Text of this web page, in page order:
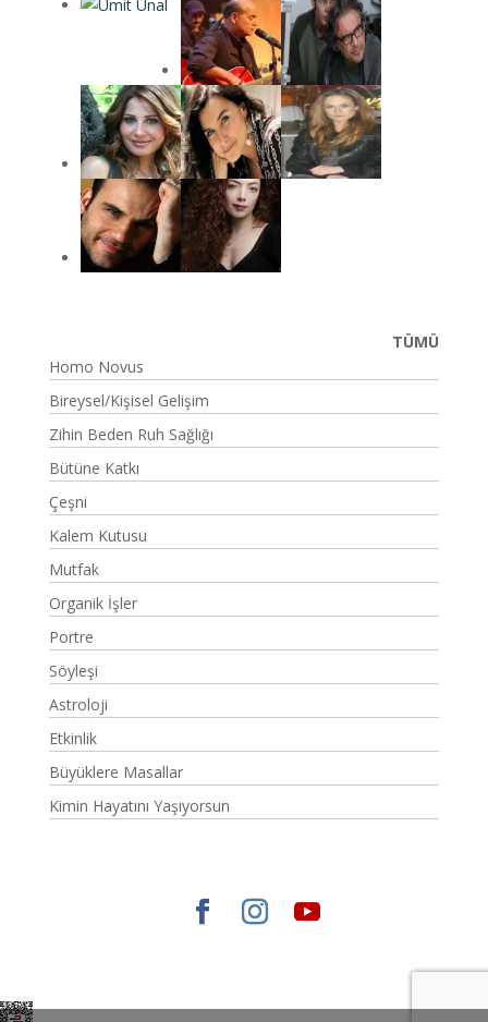
TÜMÜ
Homo Novus
Bireysel/Kişisel Gelişim
Zihin Beden Ruh Sağlığı
Bütüne Katkı
Çeşni
Kalem Kutusu
Mutfak
Organik İşler
Portre
Söyleşi
Astroloji
Etkinlik
Büyüklere Masallar
Kimin Hayatını Yaşıyorsun